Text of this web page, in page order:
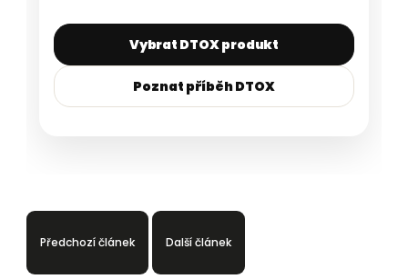
Vybrat DTOX produkt
Poznat příběh DTOX
Předchozí článek Další článek